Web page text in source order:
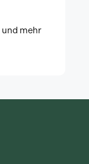
und mehr